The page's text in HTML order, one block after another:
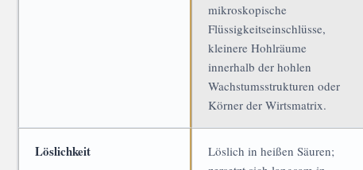
mikroskopische
Flüssigkeitseinschlüsse,
kleinere Hohlräume
innerhalb der hohlen
Wachstumsstrukturen oder
Körner der Wirtsmatrix.
Löslichkeit
Löslich in heißen Säuren;